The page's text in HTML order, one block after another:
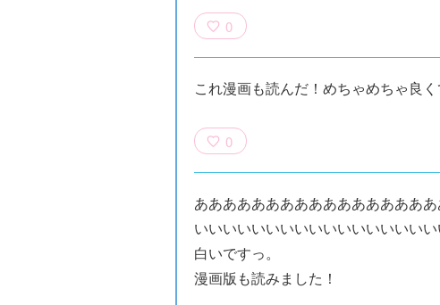
0
これ漫画も読んだ！めちゃめちゃ良
0
ああああああああああああああああ
いいいいいいいいいいいいいいいい
白いですっ。
漫画版も読みました！